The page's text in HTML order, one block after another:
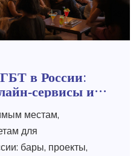
в России:
и
местам,
для
бары, проекты,